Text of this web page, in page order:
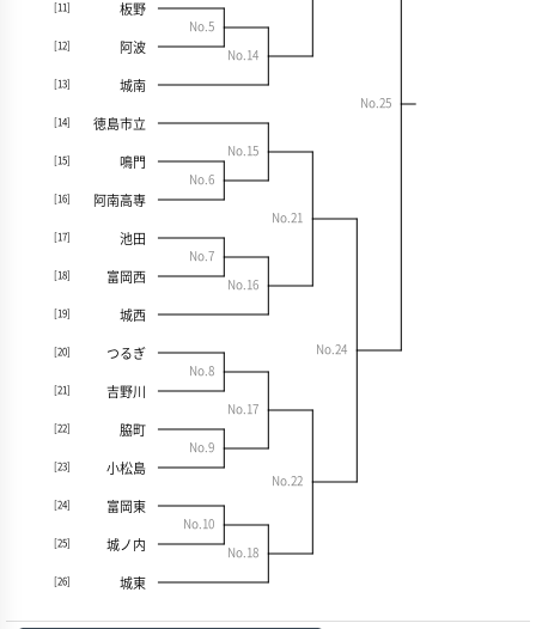
No.5
No.6
No.7
No.8
No.9
No.10
No.14
No.15
No.16
No.17
No.18
No.21
No.22
No.24
No.25
[11]
[12]
[13]
[14]
[15]
[16]
[17]
[18]
[19]
[20]
[21]
[22]
[23]
[24]
[25]
[26]
板野
阿波
城南
徳島市立
鳴門
阿南高専
池田
富岡西
城西
つるぎ
吉野川
脇町
小松島
富岡東
城ノ内
城東